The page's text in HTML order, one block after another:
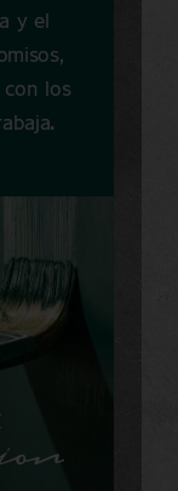
y el
con los